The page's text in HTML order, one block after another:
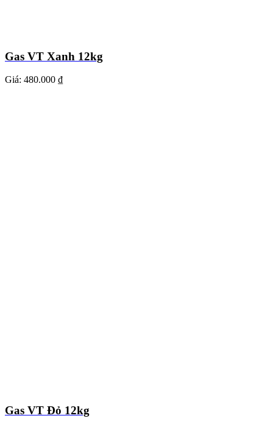
Gas VT Xanh 12kg
Giá: 480.000 ₫
Gas VT Đỏ 12kg